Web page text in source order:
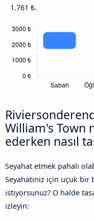
1.761 ₺.
William's Town
ederken nasıl
Seyahat etmek pahalı
Seyahatiniz için uçuk bir
istiyorsunuz? O halde
izleyin: